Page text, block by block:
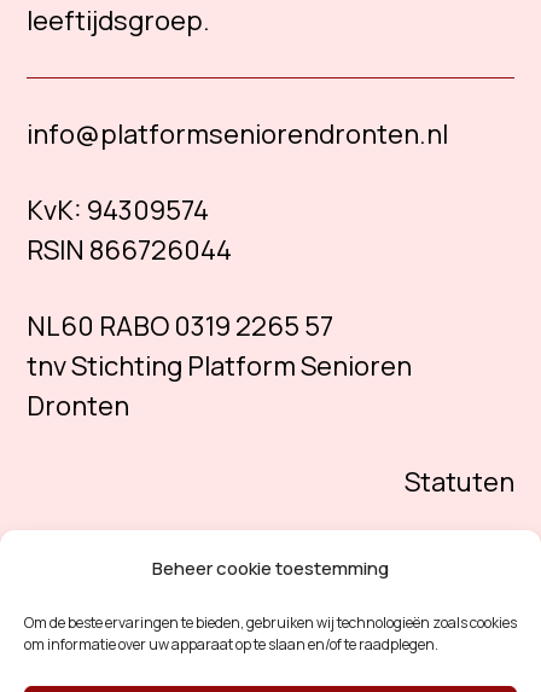
Beheer cookie toestemming
Om de beste ervaringen te bieden, gebruiken wij technologieën zoals cookies
om informatie over uw apparaat op te slaan en/of te raadplegen.
leeftijdsgroep.
info@platformseniorendronten.nl
KvK: 94309574
RSIN 866726044
NL60 RABO 0319 2265 57
tnv Stichting Platform Senioren
Dronten
Statuten